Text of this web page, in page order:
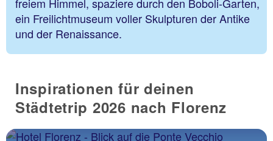
ein Freilichtmuseum voller Skulpturen der Antike
und der Renaissance.
Inspirationen für deinen
Städtetrip 2026 nach Florenz